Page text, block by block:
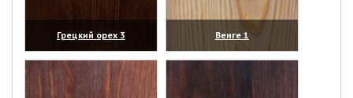
Грецкий орех 3
(увеличить)
Венге 1
(увеличить)